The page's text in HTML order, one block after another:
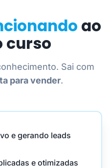
ao
curso
Sai com
para vender.
e gerando leads
e otimizadas